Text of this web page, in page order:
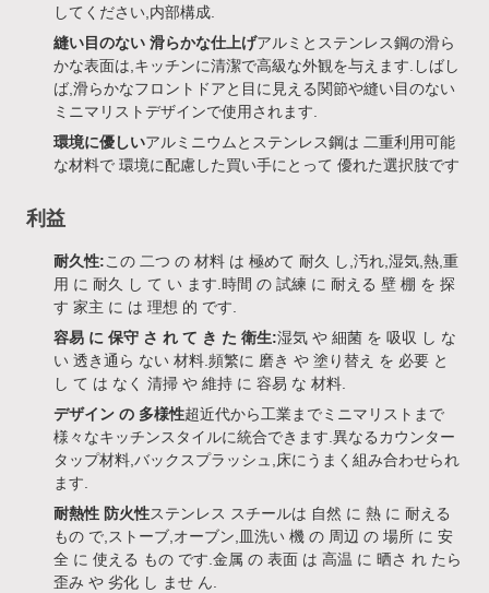
してください,内部構成.
縫い目のない 滑らかな仕上げアルミとステンレス鋼の滑ら
かな表面は,キッチンに清潔で高級な外観を与えます.しばし
ば,滑らかなフロントドアと目に見える関節や縫い目のない
ミニマリストデザインで使用されます.
環境に優しいアルミニウムとステンレス鋼は 二重利用可能
な材料で 環境に配慮した買い手にとって 優れた選択肢です
利益
耐久性:この 二つ の 材料 は 極めて 耐久 し,汚れ,湿気,熱,重
用 に 耐久 し て い ます.時間 の 試練 に 耐える 壁 棚 を 探
す 家主 に は 理想 的 です.
容易 に 保守 さ れ て き た 衛生:湿気 や 細菌 を 吸収 し な
い 透き通ら ない 材料.頻繁に 磨き や 塗り替え を 必要 と
し て は なく 清掃 や 維持 に 容易 な 材料.
デザイン の 多様性超近代から工業までミニマリストまで
様々なキッチンスタイルに統合できます.異なるカウンター
タップ材料,バックスプラッシュ,床にうまく組み合わせられ
ます.
耐熱性 防火性ステンレス スチールは 自然 に 熱 に 耐える
もの で,ストーブ,オーブン,皿洗い 機 の 周辺 の 場所 に 安
全 に 使える もの です.金属 の 表面 は 高温 に 晒さ れ たら
歪み や 劣化 し ませ ん.